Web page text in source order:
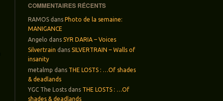
COMMENTAIRES RÉCENTS
RAMOS dans Photo de la semaine:
MANIGANCE
Angelo dansSYR DARIA – Voices
Silvertrain dansSILVERTRAIN – Walls of
insanity
metalmp dans THE LOSTS : …Of shades
& deadlands
YGC The Losts dans THE LOSTS : …Of
shades & deadlands